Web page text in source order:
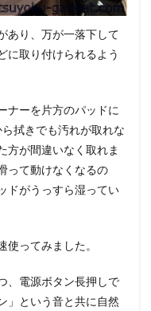
あり、万が一落下して
に取り付けられるよう
ナーを片方のパッドに
拭きでも汚れが取れな
方が間違いなく取れま
って動けなくなるの
ドがうっすら湿ってい
ってみました。
、電源ボタン長押しで
」という音と共に自然